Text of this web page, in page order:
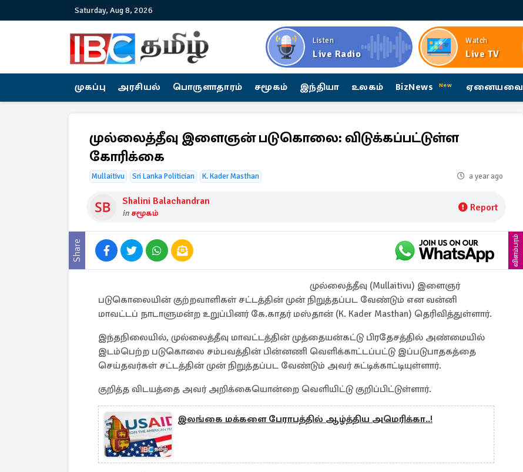
Saturday, Aug 8, 2026
Listen
Live Radio
Watch
Live TV
முகப்பு அரசியல் பொருளாதாரம் சமூகம் இந்தியா உலகம் BizNews New ஏனையவை
முல்லைத்தீவு இளைஞன் படுகொலை: விடுக்கப்பட்டுள்ள
கோரிக்கை
Mullaitivu Sri Lanka Politician K. Kader Masthan a year ago
Shalini Balachandran
in சமூகம் Report
Share விளம்பரம்
முல்லைத்தீவு (Mullaitivu) இளைஞர்
படுகொலையின் குற்றவாளிகள் சட்டத்தின் முன் நிறுத்தப்பட வேண்டும் என வன்னி
மாவட்டப் நாடாளுமன்ற உறுப்பினர் கே.காதர் மஸ்தான் (K. Kader Masthan) தெரிவித்துள்ளார்.
இந்தநிலையில், முல்லைத்தீவு மாவட்டத்தின் முத்தையன்கட்டு பிரதேசத்தில் அண்மையில்
இடம்பெற்ற படுகொலை சம்பவத்தின் பின்னணி வெளிக்காட்டப்பட்டு இப்படுபாதகத்தை
செய்தவர்கள் சட்டத்தின் முன் நிறுத்தப்பட வேண்டும் அவர் சுட்டிக்காட்டியுள்ளார்.
குறித்த விடயத்தை அவர் அறிக்கையொன்றை வெளியிட்டு குறிப்பிட்டுள்ளார்.
இலங்கை மக்களை பேராபத்தில் ஆழ்த்திய அமெரிக்கா..!